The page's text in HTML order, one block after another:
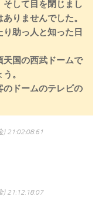
して目を閉じまし
りませんでした。
助っ人と知った日
天国の西武ドームで
。
のドームのテレビの
) 21:02:08.61
) 21:12:18.07